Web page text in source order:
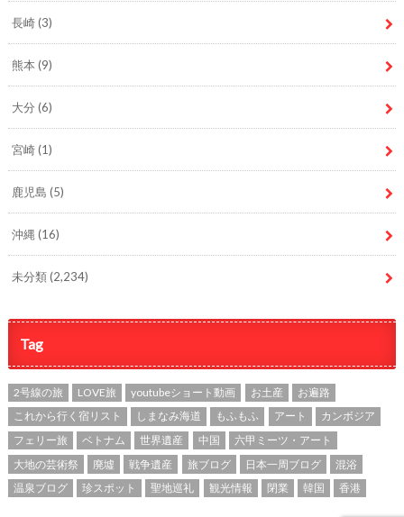
長崎(3)
熊本 (9)
大分 (6)
宮崎(1)
鹿児島 (5)
沖縄 (16)
未分類(2,234)
Tag
2号線の旅 LOVE旅 youtubeショート動画 お土産
お遍路
これから行く宿リスト
しまなみ海道 もふもふ アート
カンボジア
フェリー旅
ベトナム 世界遺産 中国
六甲ミーツ・アート
大地の芸術祭
廃墟 戦争遺産 旅ブログ 日本一周ブログ
混浴
温泉ブログ
珍スポット 聖地巡礼 観光情報 閉業 韓国 香港